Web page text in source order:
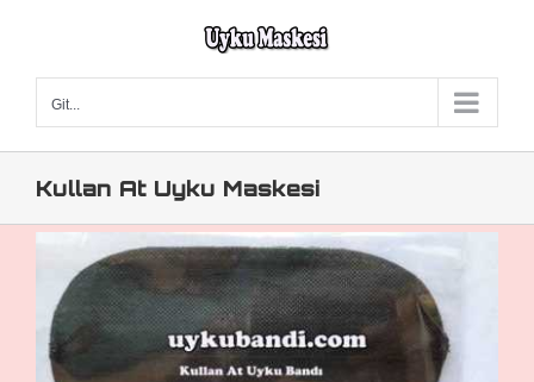
Git...
Kullan At Uyku Maskesi